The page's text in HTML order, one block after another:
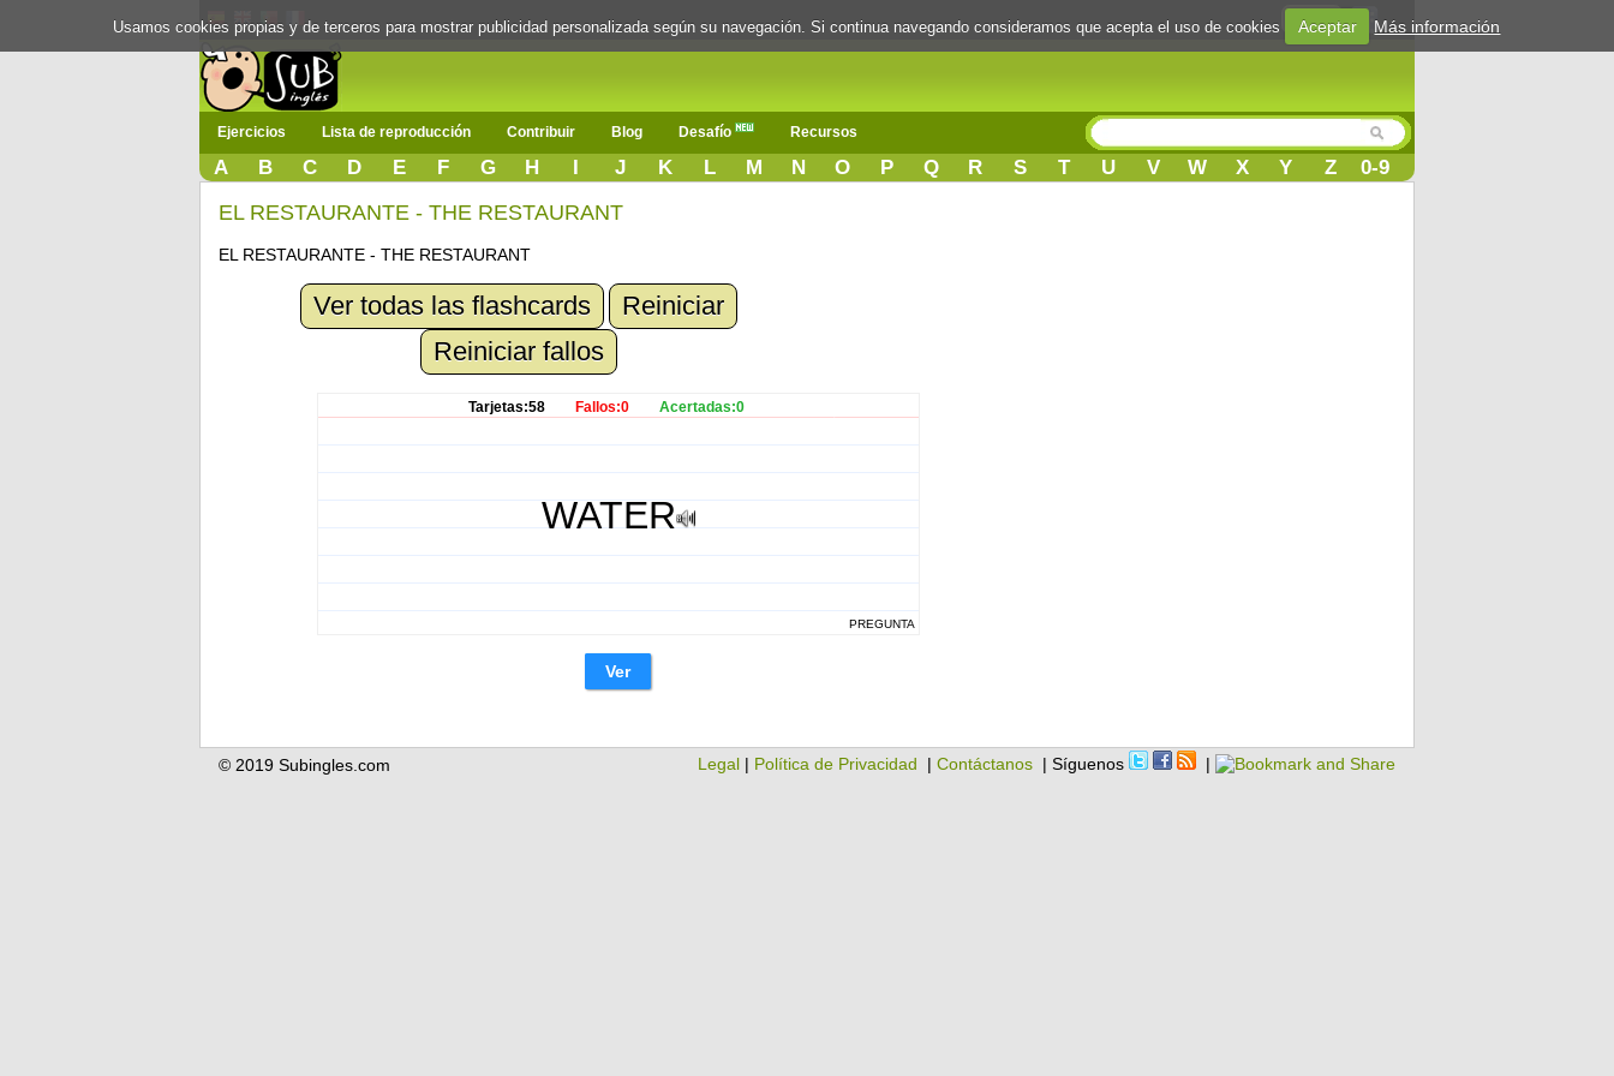
Login
Ejercicios Lista de reproducción Contribuir Blog Desafío Recursos
A B C D E F G H I J K L M N O P Q R S T U V W X Y Z 0-9
EL RESTAURANTE - THE RESTAURANT
EL RESTAURANTE - THE RESTAURANT
Ver todas las flashcards
Reiniciar
Reiniciar fallos
Tarjetas:58 Fallos:0 Acertadas:0
WATER
PREGUNTA
Ver
Legal | Política de Privacidad | Contáctanos | Síguenos |
© 2019 Subingles.com
Usamos cookies propias y de terceros para mostrar publicidad personalizada según su navegación. Si continua navegando consideramos que acepta el uso de cookies Aceptar Más información